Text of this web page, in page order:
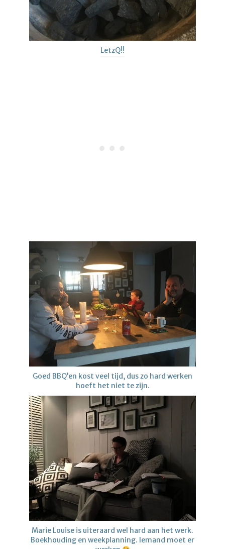
LetzQ!!
Goed BBQ’en kost veel tijd, dus zo hard werken
hoeft het niet te zijn.
Marie Louise is uiteraard wel hard aan het werk.
Boekhouding en weekplanning. Iemand moet er